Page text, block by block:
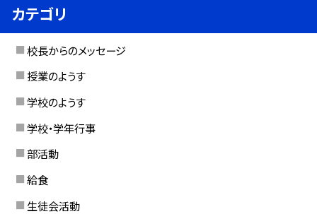
カテゴリ
校長からのメッセージ
授業のようす
学校のようす
学校・学年行事
部活動
給食
生徒会活動